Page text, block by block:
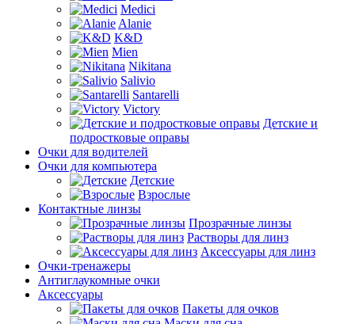
Medici
Alanie
K&D
Mien
Nikitana
Salivio
Santarelli
Victory
Детские и
подростковые оправы
Очки для водителей
Очки для компьютера
Детские
Взрослые
Контактные линзы
Прозрачные линзы
Растворы для линз
Аксессуары для линз
Очки-тренажеры
Антиглаукомные очки
Аксессуары
Пакеты для очков